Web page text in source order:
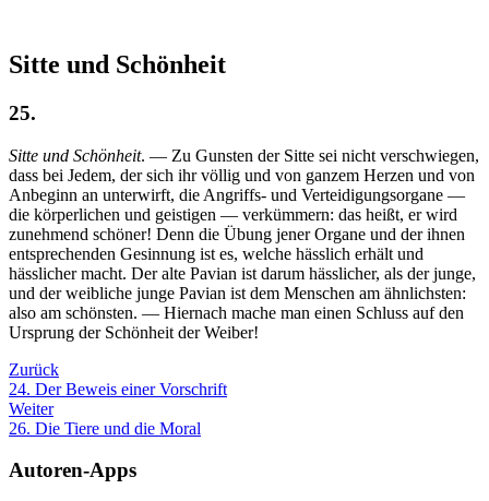
Sitte und Schönheit
25.
Sitte und Schönheit. — Zu Gunsten der Sitte sei nicht verschwiegen,
dass bei Jedem, der sich ihr völlig und von ganzem Herzen und von
Anbeginn an unterwirft, die Angriffs- und Verteidigungsorgane —
die körperlichen und geistigen — verkümmern: das heißt, er wird
zunehmend schöner! Denn die Übung jener Organe und der ihnen
entsprechenden Gesinnung ist es, welche hässlich erhält und
hässlicher macht. Der alte Pavian ist darum hässlicher, als der junge,
und der weibliche junge Pavian ist dem Menschen am ähnlichsten:
also am schönsten. — Hiernach mache man einen Schluss auf den
Ursprung der Schönheit der Weiber!
Zurück
24. Der Beweis einer Vorschrift
Weiter
26. Die Tiere und die Moral
Autoren-Apps